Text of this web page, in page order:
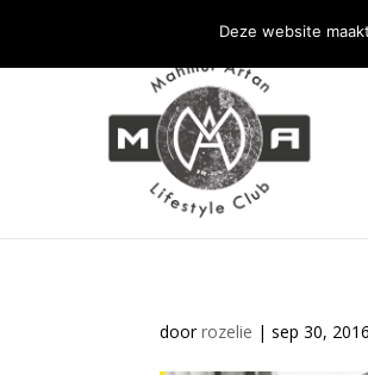
doorrozelie |sep 30, 2016
Deze website